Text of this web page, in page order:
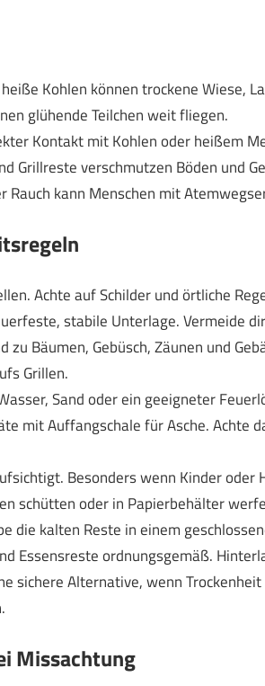
Kohlen können trockene Wiese,
glühende Teilchen weit fliegen.
Kontakt mit Kohlen oder heißem
Grillreste verschmutzen Böden und
Rauch kann Menschen mit
Achte auf Schilder und örtliche
stabile Unterlage. Vermeide
zu Bäumen, Gebüsch, Zäunen und
Grillen.
Sand oder ein geeigneter
mit Auffangschale für Asche. Achte
Besonders wenn Kinder oder
schütten oder in Papierbehälter
die kalten Reste in einem
Essensreste ordnungsgemäß.
sichere Alternative, wenn
Missachtung